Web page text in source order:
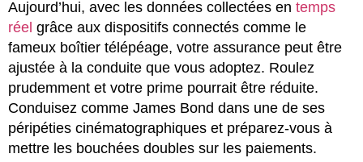
Aujourd’hui, avec les données collectées en temps
réel grâce aux dispositifs connectés comme le
fameux boîtier télépéage, votre assurance peut être
ajustée à la conduite que vous adoptez. Roulez
prudemment et votre prime pourrait être réduite.
Conduisez comme James Bond dans une de ses
péripéties cinématographiques et préparez-vous à
mettre les bouchées doubles sur les paiements.